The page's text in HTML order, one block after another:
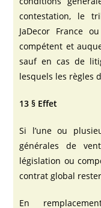
contestation, le
JaDecor France
compétent et
sauf en cas de
lesquels les règles
13 § Effet
Si l’une ou
générales de
législation ou
contrat global
En